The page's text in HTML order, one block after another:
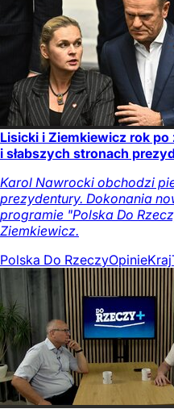
Lisicki i Ziemkiewicz rok
i słabszych stronach
Karol Nawrocki obchodzi
prezydentury. Dokonania
programie "Polska Do
Ziemkiewicz.
Polska Do RzeczyOpinieKraj